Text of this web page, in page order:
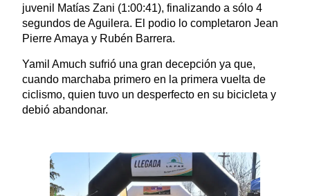
juvenil Matías Zani (1:00:41), finalizando a sólo 4
segundos de Aguilera. El podio lo completaron Jean
Pierre Amaya y Rubén Barrera.
Yamil Amuch sufrió una gran decepción ya que,
cuando marchaba primero en la primera vuelta de
ciclismo, quien tuvo un desperfecto en su bicicleta y
debió abandonar.